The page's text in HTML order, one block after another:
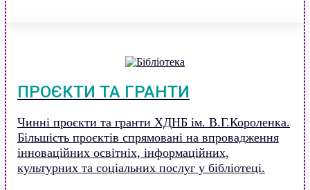
ПРОЄКТИ ТА ГРАНТИ
Чинні проєкти та гранти ХДНБ ім. В.Г.Короленка.
Більшість проєктів спрямовані на впровадження
інноваційних освітніх, інформаційних,
культурних та соціальних послуг у бібліотеці.